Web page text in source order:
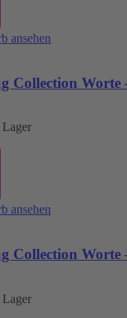
ansehen
Collection Worte
ansehen
Collection Worte